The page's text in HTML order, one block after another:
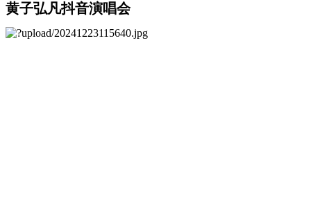
黄子弘凡抖音演唱会